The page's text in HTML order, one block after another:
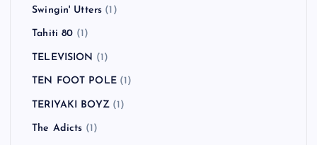
Swingin' Utters (1)
Tahiti 80 (1)
TELEVISION (1)
TEN FOOT POLE(1)
TERIYAKI BOYZ(1)
The Adicts (1)